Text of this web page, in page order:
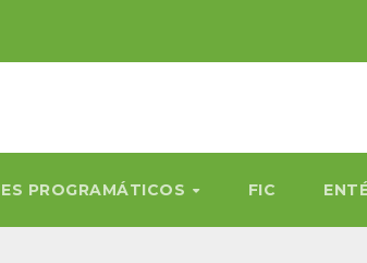
PROGRAMÁTICOS FIC